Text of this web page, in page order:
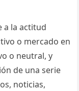
a la actitud
o mercado en
o neutral, y
de una serie
noticias,